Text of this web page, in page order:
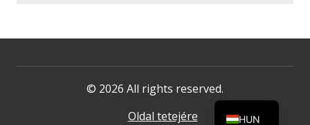
© 2026 All rights reserved.
Oldal tetejére
HUN